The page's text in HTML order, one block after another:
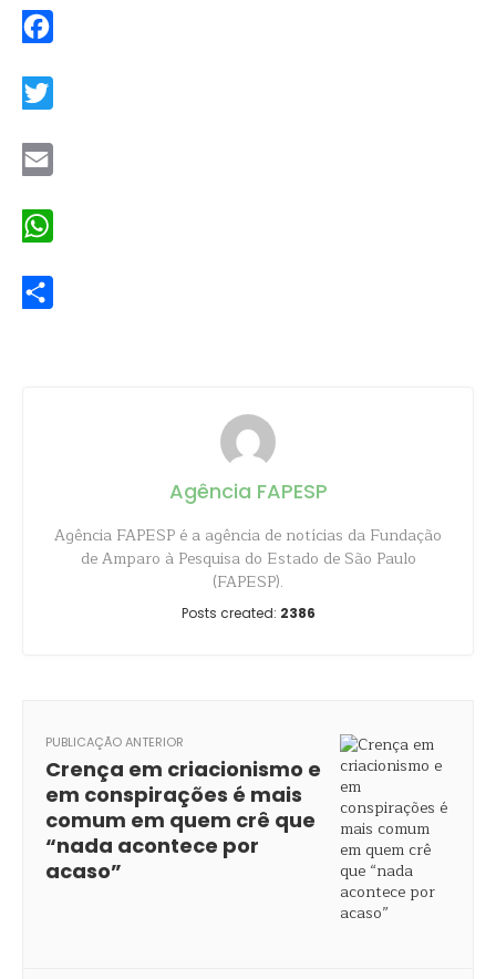
Agência FAPESP
Agência FAPESP é a agência de notícias da Fundação
de Amparo à Pesquisa do Estado de São Paulo
(FAPESP).
Posts created: 2386
PUBLICAÇÃO ANTERIOR
Crença em criacionismo e
em conspirações é mais
comum em quem crê que
“nada acontece por
acaso”